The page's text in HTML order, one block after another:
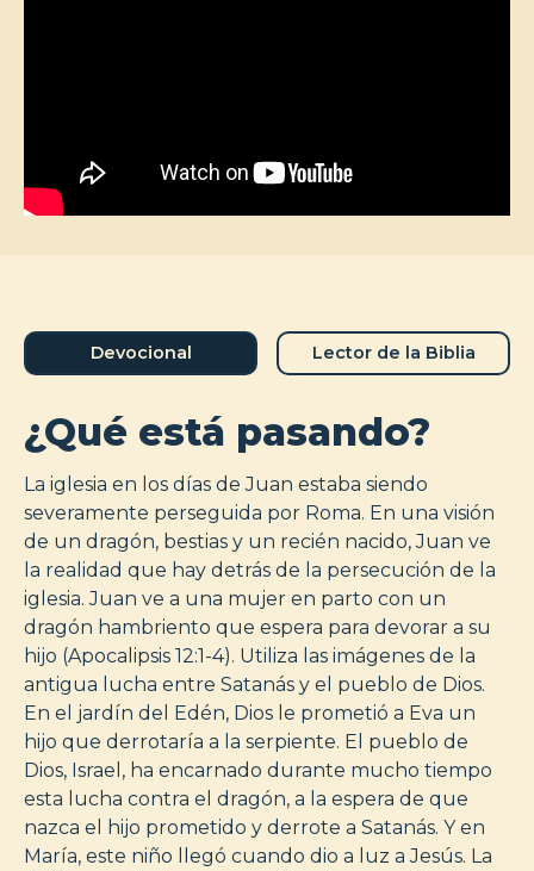
Devocional Lector de la Biblia
¿Qué está pasando?
La iglesia en los días de Juan estaba siendo
severamente perseguida por Roma. En una visión
de un dragón, bestias y un recién nacido, Juan ve
la realidad que hay detrás de la persecución de la
iglesia. Juan ve a una mujer en parto con un
dragón hambriento que espera para devorar a su
hijo (Apocalipsis 12:1-4). Utiliza las imágenes de la
antigua lucha entre Satanás y el pueblo de Dios.
En el jardín del Edén, Dios le prometió a Eva un
hijo que derrotaría a la serpiente. El pueblo de
Dios, Israel, ha encarnado durante mucho tiempo
esta lucha contra el dragón, a la espera de que
nazca el hijo prometido y derrote a Satanás. Y en
María, este niño llegó cuando dio a luz a Jesús. La